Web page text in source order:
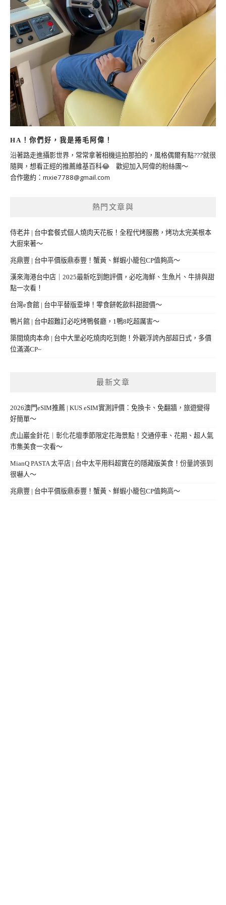
HA！你們好，我是捲毛阿偉！
沿著路走進攝影世界，常常拿著相機這拍那拍的，風格偶爾有點???就很
隨興，想看正經的推薦維基百科😂 歡迎加入阿偉的粉絲團～
合作邀約： mxie7788@gmail.com
熱門文章與
侍老井 | 台中套餐式個人燒肉天花板！全程代烤服務，烤功太完美根本
大廚來著～
兆鼎豐 | 台中平價版鼎泰豐！蟹黃、鮮蝦小籠包CP值夠高～
漢來海港台中店｜2025最新吃到飽評價，必吃海鮮、生魚片、牛排與甜
點一次看！
台灣e食館 | 台中平替版垂坤！零食餅乾飲料甜甜價～
鴨片館 | 台中超難訂必吃烤鴨餐廳，1鴨8吃超厲害～
築間燒肉本命 | 台中大里必吃燒肉吃到飽！外觀浮誇內部超日式，多價
位滿滿CP~
最新文章
2026澳門eSIM推薦 | KUS eSIM實測評價：免換卡、免翻牆，旅遊變得
好簡單～
虎山巖金針花｜彰化花壇季節限定花海景點！交通停車、花期、超人氣
市集美食一次看～
MianQ PASTA 太平店 | 台中太平用料超實在的隱藏版美食！份量誇張到
很嚇人～
兆鼎豐 | 台中平價版鼎泰豐！蟹黃、鮮蝦小籠包CP值夠高～